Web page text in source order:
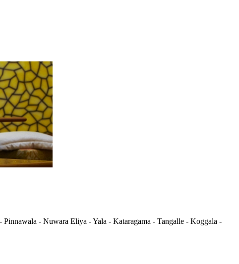
- Nuwara Eliya - Yala - Kataragama - Tangalle - Koggala -